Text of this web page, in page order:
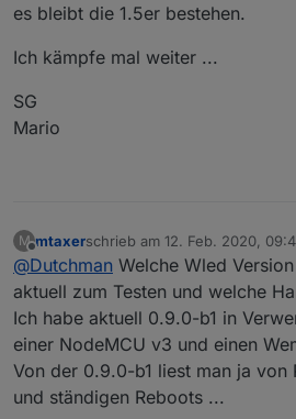
es bleibt die 1.5er bestehen.
Ich kämpfe mal weiter ...
SG
Mario
M
Offline
mtaxerschrieb am 12. Feb. 2020,
zuletzt editiert von mtaxer 2.
@Dutchman Welche Wled
aktuell zum Testen und welche
Ich habe aktuell 0.9.0-b1 in
einer NodeMCU v3 und einen
Von der 0.9.0-b1 liest man ja von
und ständigen Reboots ...